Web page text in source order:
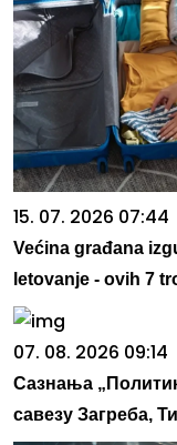
15. 07. 2026 07:44
Većina građana
letovanje - ovih 7
07. 08. 2026 09:14
Сазнања
савезу Загреба,